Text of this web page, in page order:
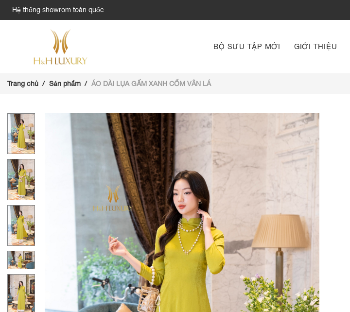
Hệ thống showrom toàn quốc
BỘ SƯU TẬP MỚI GIỚI THIỆU
Trang chủ Sản phẩm ÁO DÀI LỤA GẤM XANH CỐM VÂN LÁ